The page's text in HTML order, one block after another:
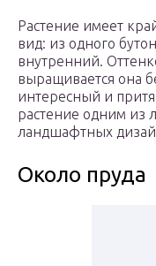
Растение имеет
вид: из одного
внутренний.
выращивается она
интересный и
растение одним из
ландшафтных
Около пруда